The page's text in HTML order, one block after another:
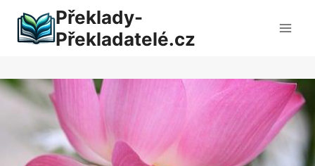
obsah
Překlady-
Překladatelé.cz